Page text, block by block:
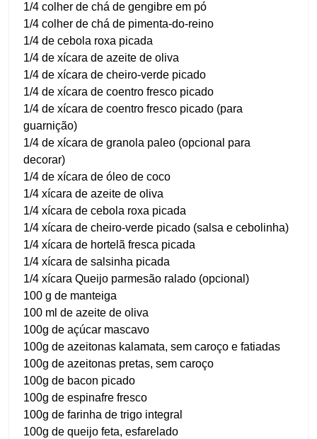
1/4 colher de chá de gengibre em pó
1/4 colher de chá de pimenta-do-reino
1/4 de cebola roxa picada
1/4 de xícara de azeite de oliva
1/4 de xícara de cheiro-verde picado
1/4 de xícara de coentro fresco picado
1/4 de xícara de coentro fresco picado (para
guarnição)
1/4 de xícara de granola paleo (opcional para
decorar)
1/4 de xícara de óleo de coco
1/4 xícara de azeite de oliva
1/4 xícara de cebola roxa picada
1/4 xícara de cheiro-verde picado (salsa e cebolinha)
1/4 xícara de hortelã fresca picada
1/4 xícara de salsinha picada
1/4 xícara Queijo parmesão ralado (opcional)
100 g de manteiga
100 ml de azeite de oliva
100g de açúcar mascavo
100g de azeitonas kalamata, sem caroço e fatiadas
100g de azeitonas pretas, sem caroço
100g de bacon picado
100g de espinafre fresco
100g de farinha de trigo integral
100g de queijo feta, esfarelado